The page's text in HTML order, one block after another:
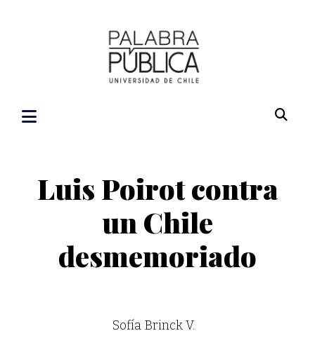
Luis Poirot contra
un Chile
desmemoriado
Sofía Brinck V.